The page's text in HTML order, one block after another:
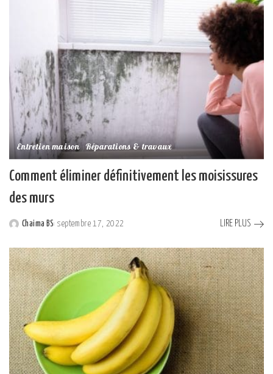
Entretien maison Réparations & travaux
Comment éliminer définitivement les moisissures
des murs
Posted
by
Chaima BS septembre 17, 2022 LIRE PLUS